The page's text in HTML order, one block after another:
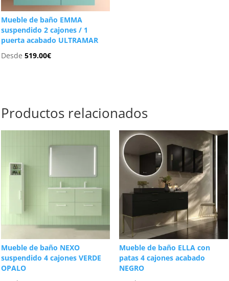
Mueble de baño EMMA
suspendido 2 cajones / 1
puerta acabado ULTRAMAR
Desde519.00€
Productos relacionados
Mueble de baño NEXO
suspendido 4 cajones VERDE
OPALO
Mueble de baño ELLA con
patas 4 cajones acabado
NEGRO